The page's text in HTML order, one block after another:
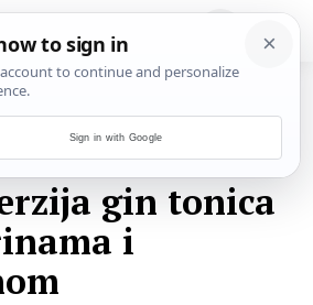
KOKTEL
gin tonica
i
Sign in with Google